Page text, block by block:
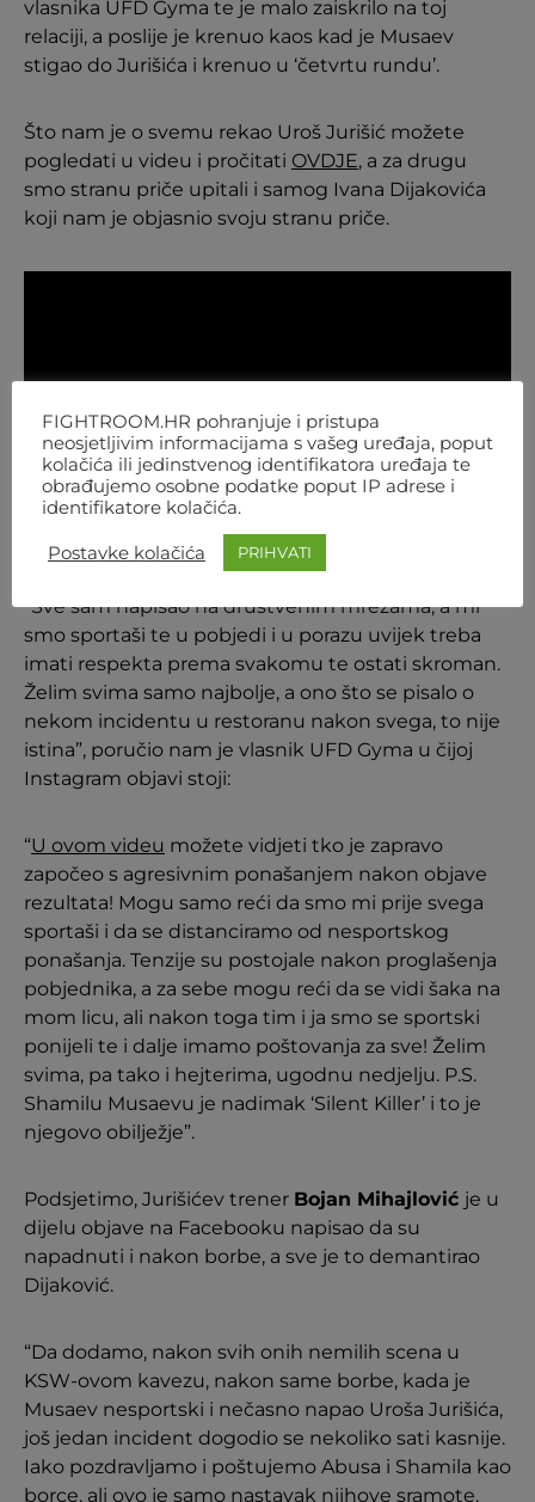
vlasnika UFD Gyma te je malo zaiskrilo na toj
relaciji, a poslije je krenuo kaos kad je Musaev
stigao do Jurišića i krenuo u ‘četvrtu rundu’.
Što nam je o svemu rekao Uroš Jurišić možete
pogledati u videu i pročitati OVDJE, a za drugu
smo stranu priče upitali i samog Ivana Dijakovića
koji nam je objasnio svoju stranu priče.
“Sve sam napisao na društvenim mrežama, a mi
smo sportaši te u pobjedi i u porazu uvijek treba
imati respekta prema svakomu te ostati skroman.
Želim svima samo najbolje, a ono što se pisalo o
nekom incidentu u restoranu nakon svega, to nije
istina”, poručio nam je vlasnik UFD Gyma u čijoj
Instagram objavi stoji:
“U ovom videu možete vidjeti tko je zapravo
započeo s agresivnim ponašanjem nakon objave
rezultata! Mogu samo reći da smo mi prije svega
sportaši i da se distanciramo od nesportskog
ponašanja. Tenzije su postojale nakon proglašenja
pobjednika, a za sebe mogu reći da se vidi šaka na
mom licu, ali nakon toga tim i ja smo se sportski
ponijeli te i dalje imamo poštovanja za sve! Želim
svima, pa tako i hejterima, ugodnu nedjelju. P.S.
Shamilu Musaevu je nadimak ‘Silent Killer’ i to je
njegovo obilježje”.
Podsjetimo, Jurišićev trener Bojan Mihajlović je u
dijelu objave na Facebooku napisao da su
napadnuti i nakon borbe, a sve je to demantirao
Dijaković.
“Da dodamo, nakon svih onih nemilih scena u
KSW-ovom kavezu, nakon same borbe, kada je
Musaev nesportski i nečasno napao Uroša Jurišića,
još jedan incident dogodio se nekoliko sati kasnije.
Iako pozdravljamo i poštujemo Abusa i Shamila kao
borce, ali ovo je samo nastavak njihove sramote.
FIGHTROOM.HR pohranjuje i pristupa
neosjetljivim informacijama s vašeg uređaja, poput
kolačića ili jedinstvenog identifikatora uređaja te
obrađujemo osobne podatke poput IP adrese i
identifikatore kolačića.
Postavke kolačića PRIHVATI